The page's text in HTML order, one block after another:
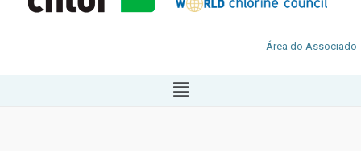
Área do Associado